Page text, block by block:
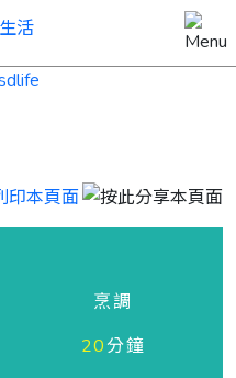
烹調
20分鐘